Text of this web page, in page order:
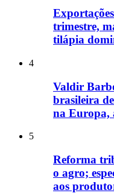
trimestre,
tilápia
4
Valdir
brasileira
na Europa,
5
Reforma
o agro;
aos